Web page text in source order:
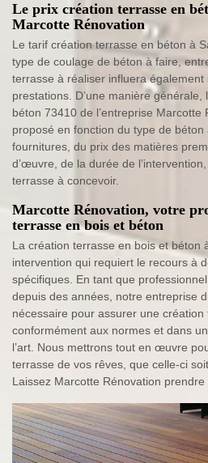
Le prix création terrasse en
Marcotte Rénovation
Le tarif création terrasse en béton à
type de coulage de béton à faire,
terrasse à réaliser influera
prestations. D’une manière
béton 73410 de l’entreprise Marcotte
proposé en fonction du type de
fournitures, du prix des matières
d’œuvre, de la durée de
terrasse à concevoir.
Marcotte Rénovation, votre
terrasse en bois et béton
La création terrasse en bois et béton
intervention qui requiert le recours à
spécifiques. En tant que
depuis des années, notre entreprise
nécessaire pour assurer une
conformément aux normes et dans
l’art. Nous mettrons tout en œuvre
terrasse de vos rêves, que celle-ci
Laissez Marcotte Rénovation prendre